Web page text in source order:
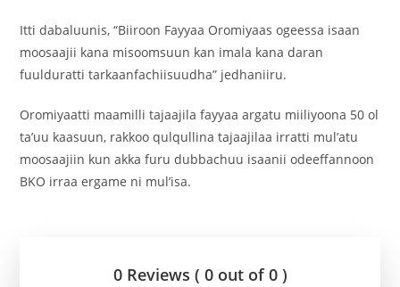
Itti dabaluunis, “Biiroon Fayyaa Oromiyaas ogeessa isaan
moosaajii kana misoomsuun kan imala kana daran
fuulduratti tarkaanfachiisuudha” jedhaniiru.
Oromiyaatti maamilli tajaajila fayyaa argatu miiliyoona 50 ol
ta’uu kaasuun, rakkoo qulqullina tajaajilaa irratti mul’atu
moosaajiin kun akka furu dubbachuu isaanii odeeffannoon
BKO irraa ergame ni mul’isa.
0 Reviews ( 0 out of 0 )